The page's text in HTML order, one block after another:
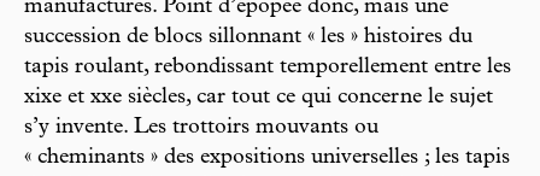
manufactures. Point d’épopée donc, mais une
succession de blocs sillonnant « les » histoires du
tapis roulant, rebondissant temporellement entre les
xixe et xxe siècles, car tout ce qui concerne le sujet
s’y invente. Les trottoirs mouvants ou
« cheminants » des expositions universelles ; les tapis